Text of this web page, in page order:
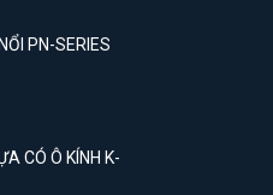
PN-SERIES
CÓ Ô KÍNH K-